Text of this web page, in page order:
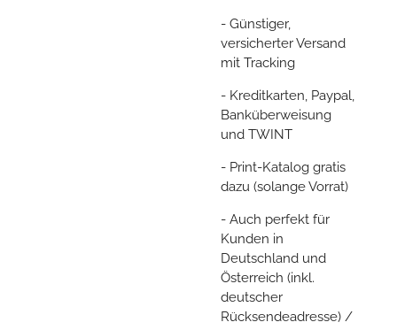
- Günstiger,
versicherter Versand
mit Tracking
- Kreditkarten, Paypal,
Banküberweisung
und TWINT
- Print-Katalog gratis
dazu (solange Vorrat)
- Auch perfekt für
Kunden in
Deutschland und
Österreich (inkl.
deutscher
Rücksendeadresse) /